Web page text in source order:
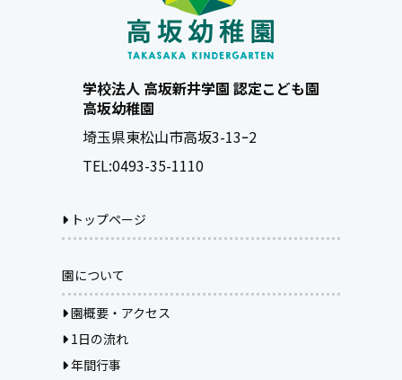
学校法人 高坂新井学園 認定こども園
高坂幼稚園
埼玉県東松山市高坂3-13ｰ2
TEL:0493-35-1110
トップページ
園について
園概要・アクセス
1日の流れ
年間行事